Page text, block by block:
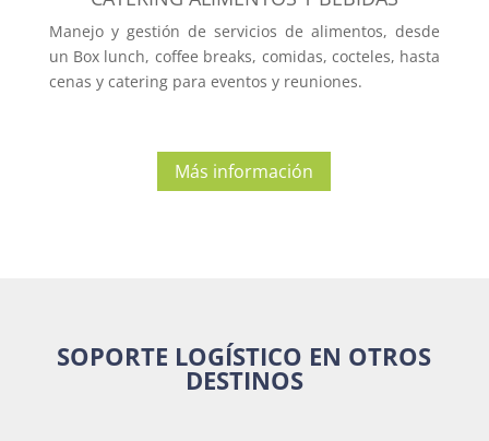
Manejo y gestión de servicios de alimentos, desde
un Box lunch, coffee breaks, comidas, cocteles, hasta
cenas y catering para eventos y reuniones.
Más información
SOPORTE LOGÍSTICO EN OTROS
DESTINOS